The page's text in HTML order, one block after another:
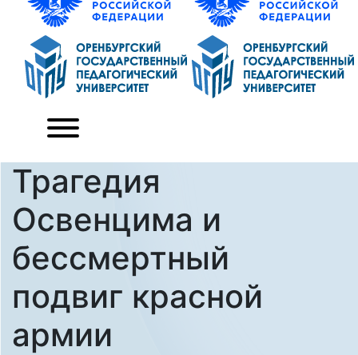
Трагедия
Освенцима и
бессмертный
подвиг красной
армии